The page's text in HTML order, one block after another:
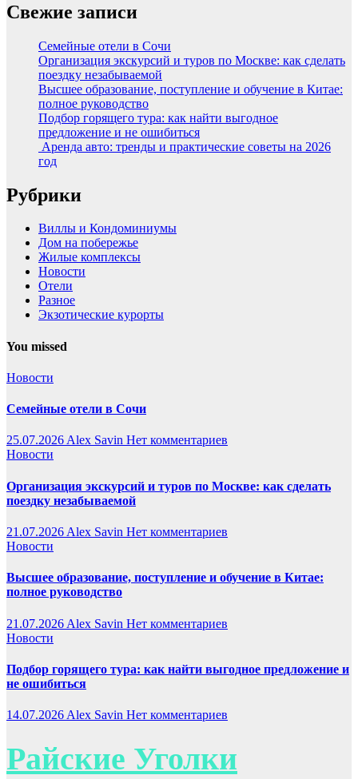
Свежие записи
Семейные отели в Сочи
Организация экскурсий и туров по Москве: как сделать
поездку незабываемой
Высшее образование, поступление и обучение в Китае:
полное руководство
Подбор горящего тура: как найти выгодное
предложение и не ошибиться
Аренда авто: тренды и практические советы на 2026
год
Рубрики
Виллы и Кондоминиумы
Дом на побережье
Жилые комплексы
Новости
Отели
Разное
Экзотические курорты
You missed
Новости
Семейные отели в Сочи
25.07.2026Alex Savin Нет комментариев
Новости
Организация экскурсий и туров по Москве: как сделать
поездку незабываемой
21.07.2026 Alex Savin Нет комментариев
Новости
Высшее образование, поступление и обучение в Китае:
полное руководство
21.07.2026 Alex Savin Нет комментариев
Новости
Подбор горящего тура: как найти выгодное предложение и
не ошибиться
14.07.2026 Alex Savin Нет комментариев
Райские Уголки